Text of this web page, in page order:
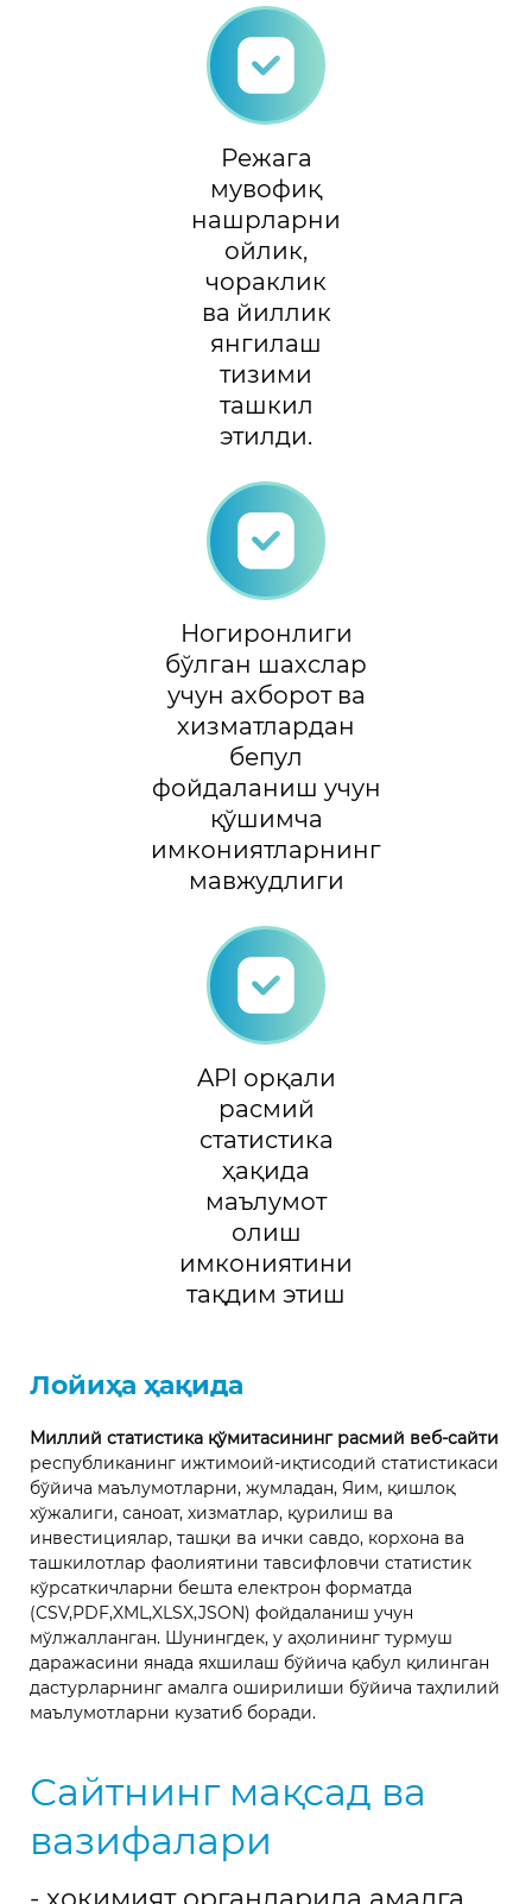
Режага
мувофиқ
нашрларни
ойлик,
чораклик
ва йиллик
янгилаш
тизими
ташкил
этилди.
Ногиронлиги
бўлган шахслар
учун ахборот ва
хизматлардан
бепул
фойдаланиш учун
қўшимча
имкониятларнинг
мавжудлиги
API орқали
расмий
статистика
ҳақида
маълумот
олиш
имкониятини
тақдим этиш
Лойиҳа ҳақида
Миллий статистика қўмитасининг расмий веб-сайти
республиканинг ижтимоий-иқтисодий статистикаси
бўйича маълумотларни, жумладан, Яим, қишлоқ
хўжалиги, саноат, хизматлар, қурилиш ва
инвестициялар, ташқи ва ички савдо, корхона ва
ташкилотлар фаолиятини тавсифловчи статистик
кўрсаткичларни бешта електрон форматда
(CSV,PDF,XML,XLSX,JSON) фойдаланиш учун
мўлжалланган. Шунингдек, у аҳолининг турмуш
даражасини янада яхшилаш бўйича қабул қилинган
дастурларнинг амалга оширилиши бўйича таҳлилий
маълумотларни кузатиб боради.
Сайтнинг мақсад ва
вазифалари